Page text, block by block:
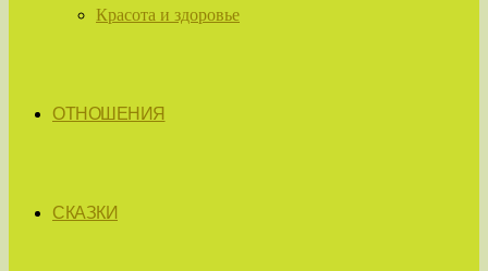
Красота и здоровье
ОТНОШЕНИЯ
СКАЗКИ